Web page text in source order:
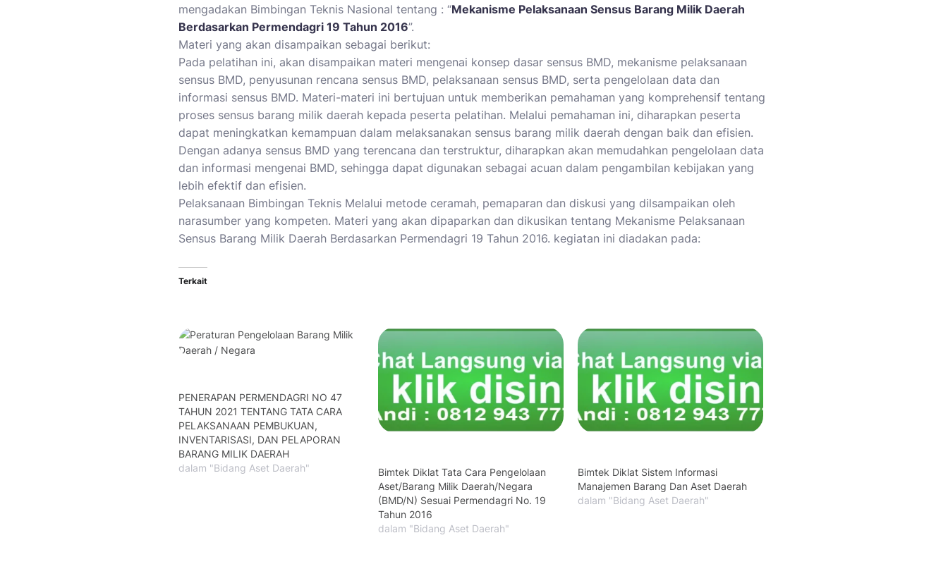
mengadakan Bimbingan Teknis Nasional tentang : “Mekanisme Pelaksanaan Sensus Barang Milik Daerah
Berdasarkan Permendagri 19 Tahun 2016”.
Materi yang akan disampaikan sebagai berikut:
Pada pelatihan ini, akan disampaikan materi mengenai konsep dasar sensus BMD, mekanisme pelaksanaan
sensus BMD, penyusunan rencana sensus BMD, pelaksanaan sensus BMD, serta pengelolaan data dan
informasi sensus BMD. Materi-materi ini bertujuan untuk memberikan pemahaman yang komprehensif tentang
proses sensus barang milik daerah kepada peserta pelatihan. Melalui pemahaman ini, diharapkan peserta
dapat meningkatkan kemampuan dalam melaksanakan sensus barang milik daerah dengan baik dan efisien.
Dengan adanya sensus BMD yang terencana dan terstruktur, diharapkan akan memudahkan pengelolaan data
dan informasi mengenai BMD, sehingga dapat digunakan sebagai acuan dalam pengambilan kebijakan yang
lebih efektif dan efisien.
Pelaksanaan Bimbingan Teknis Melalui metode ceramah, pemaparan dan diskusi yang dilsampaikan oleh
narasumber yang kompeten. Materi yang akan dipaparkan dan dikusikan tentang Mekanisme Pelaksanaan
Sensus Barang Milik Daerah Berdasarkan Permendagri 19 Tahun 2016. kegiatan ini diadakan pada:
Terkait
PENERAPAN PERMENDAGRI NO 47
TAHUN 2021 TENTANG TATA CARA
PELAKSANAAN PEMBUKUAN,
INVENTARISASI, DAN PELAPORAN
BARANG MILIK DAERAH
dalam "Bidang Aset Daerah"
Bimtek Diklat Tata Cara Pengelolaan
Aset/Barang Milik Daerah/Negara
(BMD/N) Sesuai Permendagri No. 19
Tahun 2016
dalam "Bidang Aset Daerah"
Bimtek Diklat Sistem Informasi
Manajemen Barang Dan Aset Daerah
dalam "Bidang Aset Daerah"